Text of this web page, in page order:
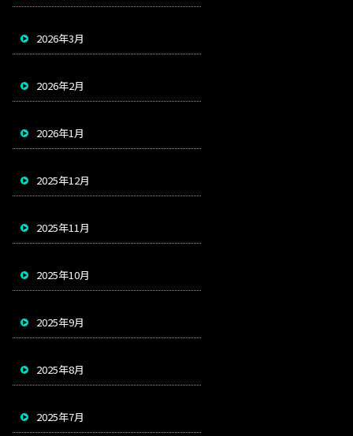
2026年3月
2026年2月
2026年1月
2025年12月
2025年11月
2025年10月
2025年9月
2025年8月
2025年7月